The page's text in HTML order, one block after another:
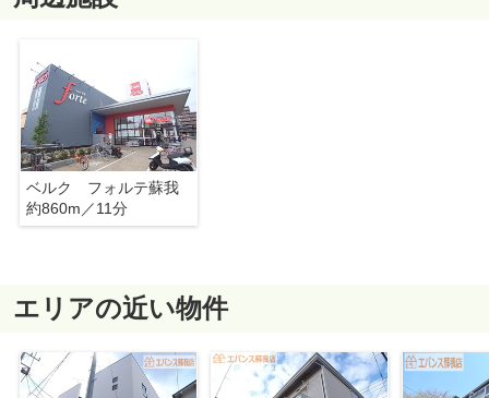
ベルク フォルテ蘇我
約860m／11分
エリアの近い物件